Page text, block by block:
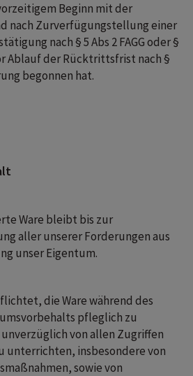
Beginn mit der
nach Zurverfügungstellung einer
nach § 5 Abs 2 FAGG oder §
Ablauf der Rücktrittsfrist nach §
begonnen hat.
Ware bleibt bis zur
aller unserer Forderungen aus
unser Eigentum.
die Ware während des
pfleglich zu
von allen Zugriffen
unterrichten, insbesondere von
sowie von